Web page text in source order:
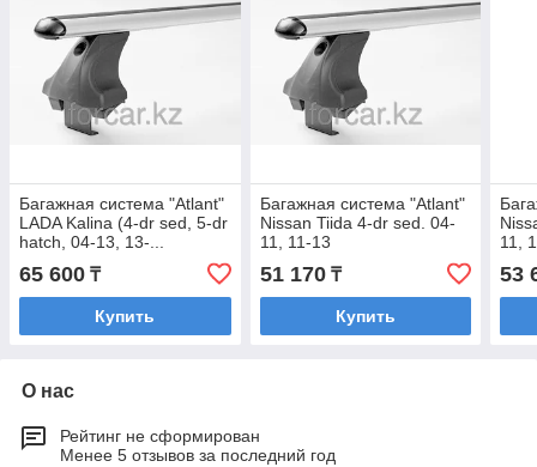
Багажная система "Atlant"
LADA Kalina (4-dr sed, 5-dr
hatch, 04-13, 13-...
(Аэродинамическая)
65 600 ₸
Купить
Багажная система "Atlant"
Nissan Tiida 4-dr sed. 04-
11, 11-13
(Аэродинамическая)
51 170₸
Купить
11,
53
О нас
Рейтинг не сформирован
Менее 5 отзывов за последний год